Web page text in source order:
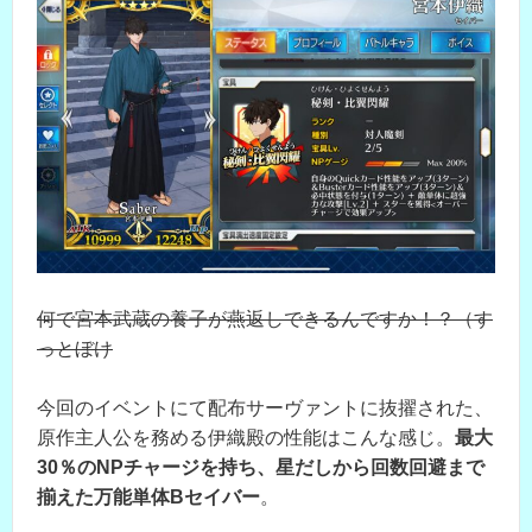
何で宮本武蔵の養子が燕返しできるんですか！？（す
っとぼけ
今回のイベントにて配布サーヴァントに抜擢された、
原作主人公を務める伊織殿の性能はこんな感じ。 最大
30％のNPチャージを持ち、星だしから回数回避まで
揃えた万能単体Bセイバー。